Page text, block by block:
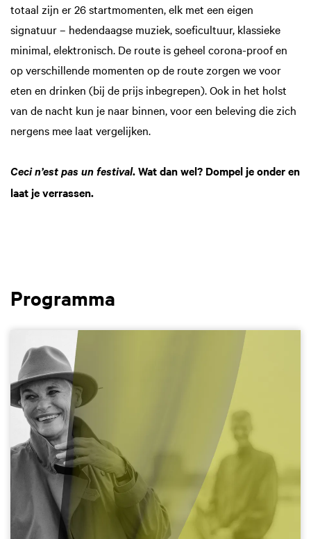
totaal zijn er 26 startmomenten, elk met een eigen
signatuur – hedendaagse muziek, soeficultuur, klassieke
minimal, elektronisch. De route is geheel corona-proof en
op verschillende momenten op de route zorgen we voor
eten en drinken (bij de prijs inbegrepen). Ook in het holst
van de nacht kun je naar binnen, voor een beleving die zich
nergens mee laat vergelijken.
Ceci n’est pas un festival. Wat dan wel? Dompel je onder en
laat je verrassen.
Programma